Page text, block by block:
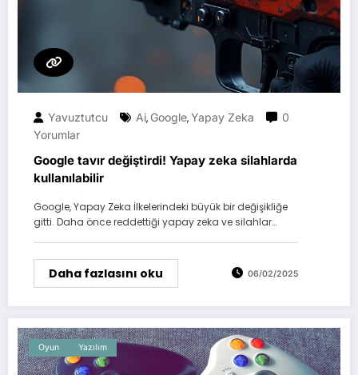
Yavuztutcu Ai, Google,Yapay Zeka
0
Yorumlar
Google tavır değiştirdi! Yapay zeka silahlarda
kullanılabilir
Google, Yapay Zeka İlkelerindeki büyük bir değişikliğe
gitti. Daha önce reddettiği yapay zeka ve silahlar…
Daha fazlasını oku 06/02/2025
Oyun Yazılım